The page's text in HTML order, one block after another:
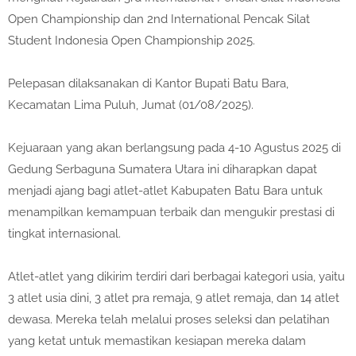
Open Championship dan 2nd International Pencak Silat
Student Indonesia Open Championship 2025.
Pelepasan dilaksanakan di Kantor Bupati Batu Bara,
Kecamatan Lima Puluh, Jumat (01/08/2025).
Kejuaraan yang akan berlangsung pada 4-10 Agustus 2025 di
Gedung Serbaguna Sumatera Utara ini diharapkan dapat
menjadi ajang bagi atlet-atlet Kabupaten Batu Bara untuk
menampilkan kemampuan terbaik dan mengukir prestasi di
tingkat internasional.
Atlet-atlet yang dikirim terdiri dari berbagai kategori usia, yaitu
3 atlet usia dini, 3 atlet pra remaja, 9 atlet remaja, dan 14 atlet
dewasa. Mereka telah melalui proses seleksi dan pelatihan
yang ketat untuk memastikan kesiapan mereka dalam